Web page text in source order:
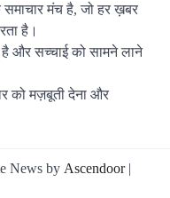
समाचार मंच है, जो हर ख़बर
है।
और सच्चाई को सामने लाने
को मज़बूती देना और
News by Ascendoor|